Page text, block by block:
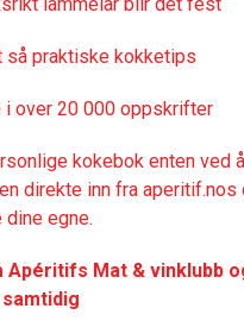
så praktiske kokketips
i over 20 000 oppskrifter
kokebok enten ved
direkte inn fra
egne.
Apéritifs Mat & vinklubb